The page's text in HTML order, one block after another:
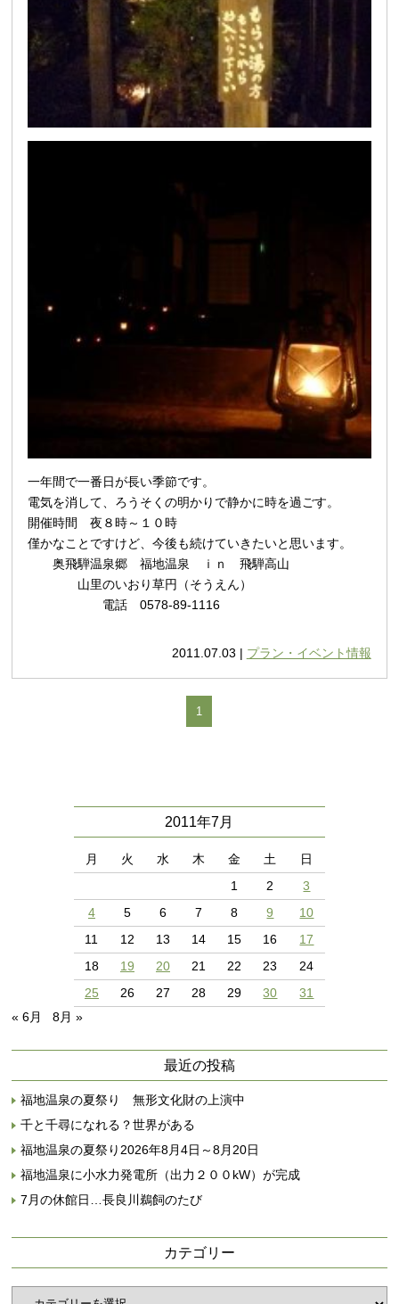
一年間で一番日が長い季節です。
電気を消して、ろうそくの明かりで静かに時を過ごす。
開催時間 夜８時～１０時
僅かなことですけど、今後も続けていきたいと思います。
奥飛騨温泉郷 福地温泉 ｉｎ 飛騨高山
山里のいおり草円（そうえん）
電話 0578-89-1116
2011.07.03 | プラン・イベント情報
1
2011年7月
月 火 水 木 金 土 日
1 2
3
4
5 6 7 8 9
10
11
12 13 14 15 16
17
18
19 20 21 22 23
24
25
26 27 28 29 30 31
« 6月 8月 »
最近の投稿
福地温泉の夏祭り 無形文化財の上演中
千と千尋になれる？世界がある
福地温泉の夏祭り2026年8月4日～8月20日
福地温泉に小水力発電所（出力２００kW）が完成
7月の休館日…長良川鵜飼のたび
カテゴリー
カ